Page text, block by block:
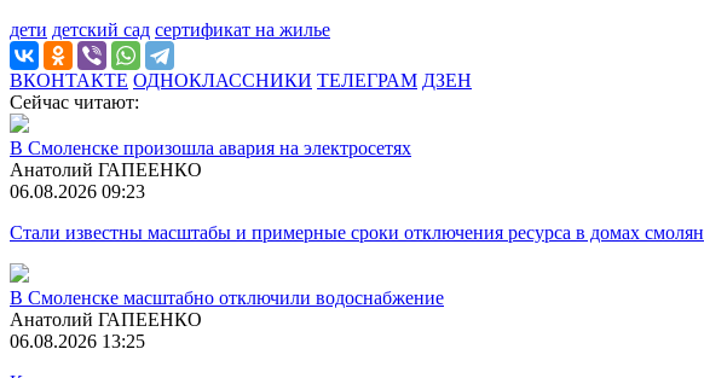
дети детский сад сертификат на жилье
ВКОНТАКТЕ ОДНОКЛАССНИКИ ТЕЛЕГРАМ ДЗЕН
Сейчас читают:
В Смоленске произошла авария на электросетях
Анатолий ГАПЕЕНКО
06.08.2026 09:23
Стали известны масштабы и примерные сроки отключения ресурса в домах смолян
В Смоленске масштабно отключили водоснабжение
Анатолий ГАПЕЕНКО
06.08.2026 13:25